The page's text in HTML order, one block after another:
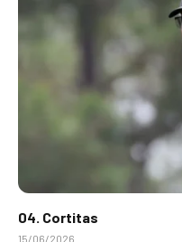
04. Cortitas
15/06/2026